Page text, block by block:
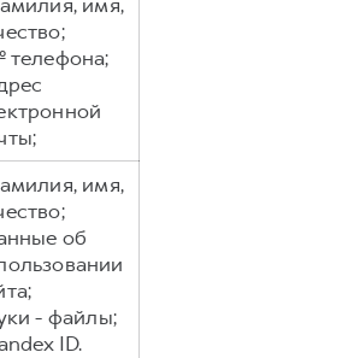
имя,
об
- файлы;
ID.